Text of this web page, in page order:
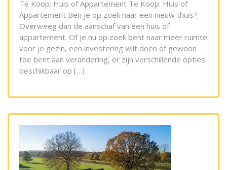
Te Koop: Huis of Appartement Te Koop: Huis of
Appartement Ben je op zoek naar een nieuw thuis?
Overweeg dan de aanschaf van een huis of
appartement. Of je nu op zoek bent naar meer ruimte
voor je gezin, een investering wilt doen of gewoon
toe bent aan verandering, er zijn verschillende opties
beschikbaar op […]